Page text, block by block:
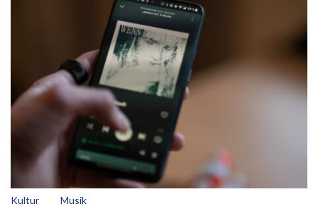
Kultur Musik